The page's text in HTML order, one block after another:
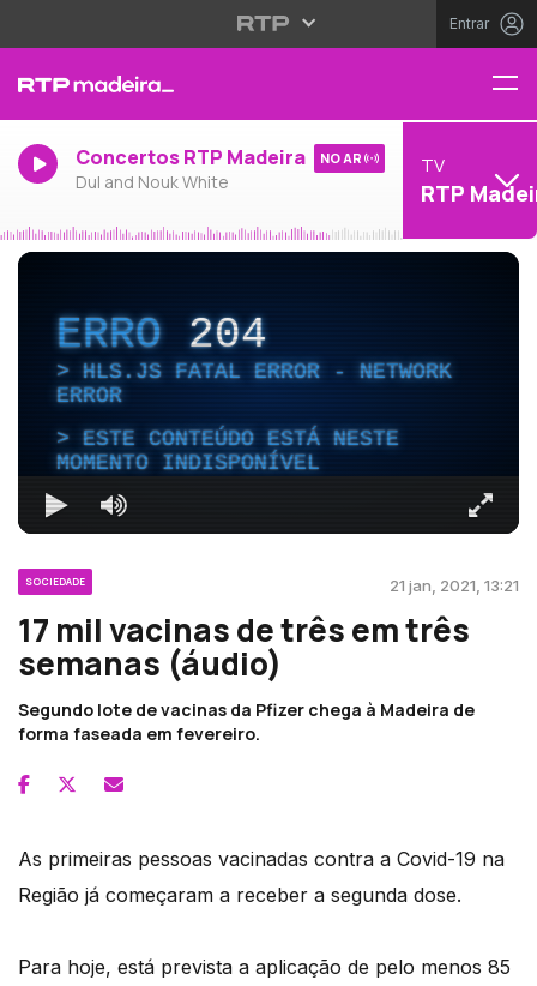
Entrar
Concertos RTP Madeira
Dul and Nouk White
NO AR TV
RTP
ERRO204
HLS.JS FATAL ERROR - NETWORK
ERROR
ESTE CONTEÚDO ESTÁ NESTE
MOMENTO INDISPONÍVEL
SOCIEDADE 21 jan, 2021, 13:21
17 mil vacinas de três em três
semanas (áudio)
Segundo lote de vacinas da Pfizer chega à Madeira de
forma faseada em fevereiro.
As primeiras pessoas vacinadas contra a Covid-19 na
Região já começaram a receber a segunda dose.
Para hoje, está prevista a aplicação de pelo menos 85